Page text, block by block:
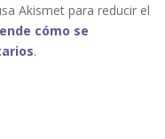
Akismet para reducir el
cómo se
.